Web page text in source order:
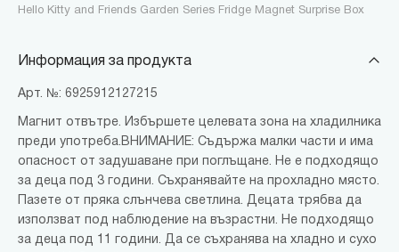
Hello Kitty and Friends Garden Series Fridge Magnet Surprise Box
Информация за продукта
Арт. №: 6925912127215
Магнит отвътре. Избършете целевата зона на хладилника
преди употреба.ВНИМАНИЕ: Съдържа малки части и има
опасност от задушаване при поглъщане. Не е подходящо
за деца под 3 години. Съхранявайте на прохладно място.
Пазете от пряка слънчева светлина. Децата трябва да
използват под наблюдение на възрастни. Не подходящо
за деца под 11 години. Да се ​​съхранява на хладно и сухо